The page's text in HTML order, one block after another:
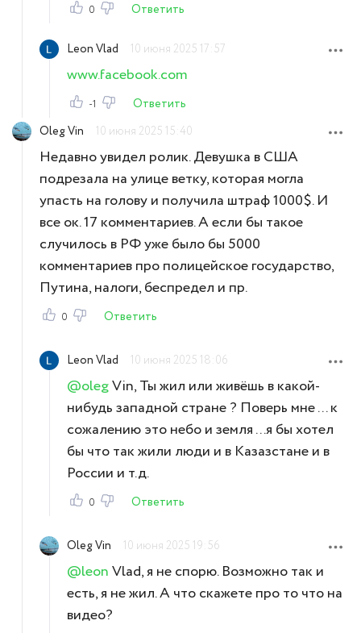
0 Ответить
Leon Vlad 10 июня 2025 17:57
www.facebook.com
-1
Ответить
Oleg Vin
10 июня 2025 15:40
Недавно увидел ролик. Девушка в США
подрезала на улице ветку, которая могла
упасть на голову и получила штраф 1000$. И
все ок. 17 комментариев. А если бы такое
случилось в РФ уже было бы 5000
комментариев про полицейское государство,
Путина, налоги, беспредел и пр.
0 Ответить
Leon Vlad 10 июня 2025 18:06
@olegVin, Ты жил или живёшь в какой-
нибудь западной стране ? Поверь мне ... к
сожалению это небо и земля ...я бы хотел
бы что так жили люди и в Казазстане и в
России и т.д.
0 Ответить
Oleg Vin 10 июня 2025 19:56
@leonVlad, я не спорю. Возможно так и
есть, я не жил. А что скажете про то что на
видео?